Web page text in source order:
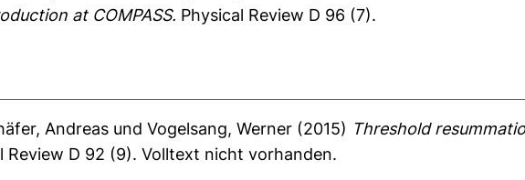
at COMPASS. Physical Review D 96 (7).
Andreas undVogelsang, Werner (2015) Threshold
Review D 92 (9).Volltext nicht vorhanden.